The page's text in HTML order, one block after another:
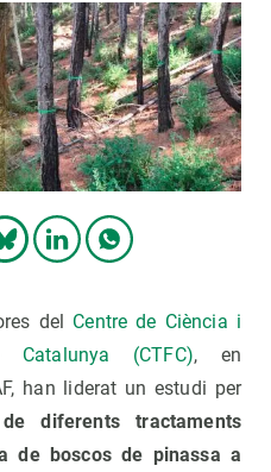
del Centre de Ciència i
(CTFC), en
han liderat un estudi per
de diferents tractaments
de boscos de pinassa a